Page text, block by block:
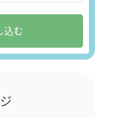
込む